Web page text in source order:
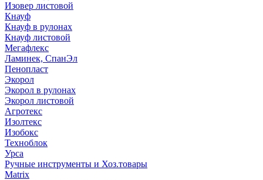
Изовер листовой
Кнауф
Кнауф в рулонах
Кнауф листовой
Мегафлекс
Ламинек, СпанЭл
Пенопласт
Экорол
Экорол в рулонах
Экорол листовой
Агротекс
Изолтекс
Изобокс
Техноблок
Урса
Ручные инструменты и Хоз.товары
Matrix